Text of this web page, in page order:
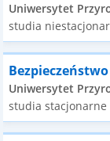
Uniwersytet
studia
Uniwersytet
studia stacjonarne